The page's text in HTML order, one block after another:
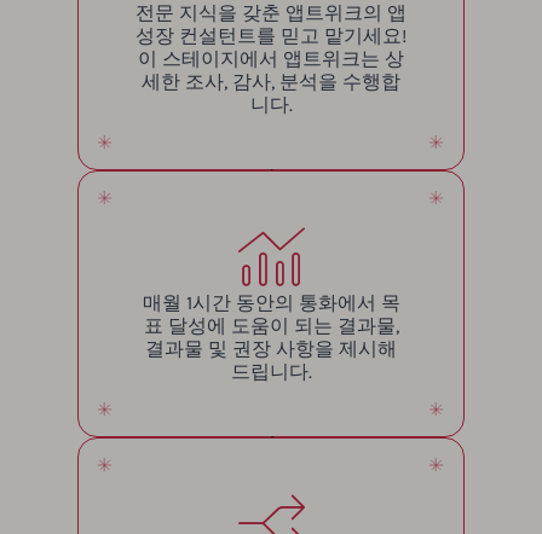
전문 지식을 갖춘 앱트위크의 앱
성장 컨설턴트를 믿고 맡기세요!
이 스테이지에서 앱트위크는 상
세한 조사, 감사, 분석을 수행합
니다.
매월 1시간 동안의 통화에서 목
표 달성에 도움이 되는 결과물,
결과물 및 권장 사항을 제시해
드립니다.